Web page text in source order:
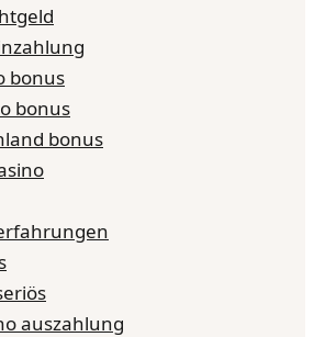
bonus
bonus
bonus
auszahlung